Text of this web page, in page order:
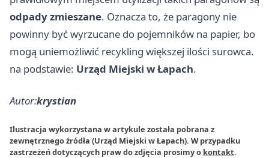
odpady zmieszane. Oznacza to, że paragony nie
powinny być wyrzucane do pojemników na papier, bo
mogą uniemożliwić recykling większej ilości surowca.
na podstawie: Urząd Miejski w Łapach.
Autor:krystian
Ilustracja wykorzystana w artykule została pobrana z
zewnętrznego źródła (Urząd Miejski w Łapach). W przypadku
zastrzeżeń dotyczących praw do zdjęcia prosimy o kontakt.